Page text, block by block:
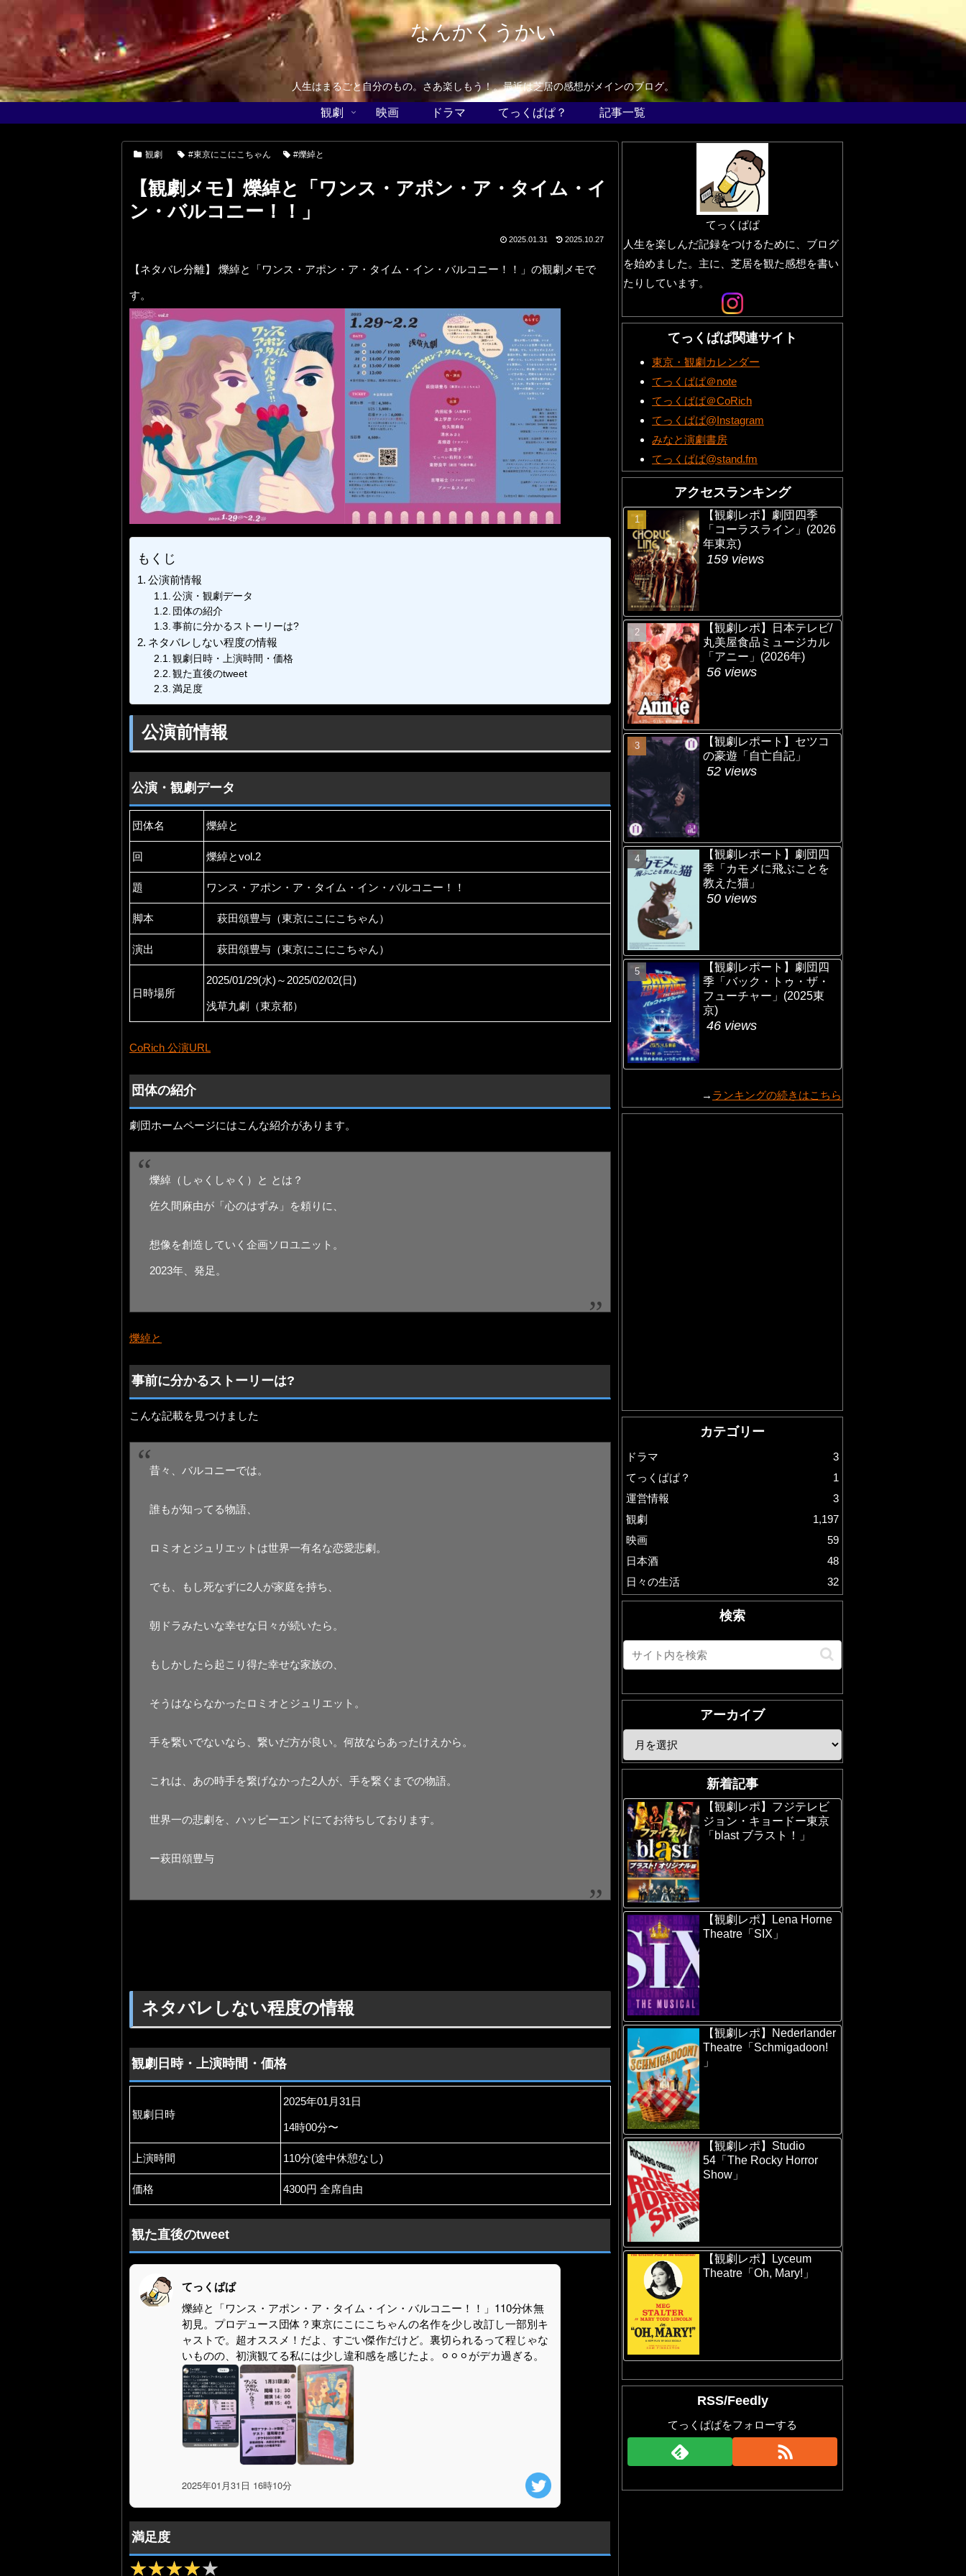
なんかくうかい
人生はまるごと自分のもの。さあ楽しもう！。最近は芝居の感想がメインのブログ。
観劇 映画 ドラマ てっくぱぱ？ 記事一覧
観劇 #東京にこにこちゃん #爍綽と
【観劇メモ】爍綽と「ワンス・アポン・ア・タイム・イ
ン・バルコニー！！」
2025.01.31 2025.10.27
【ネタバレ分離】 爍綽と「ワンス・アポン・ア・タイム・イン・バルコニー！！」の観劇メモで
す。
もくじ
公演前情報
公演・観劇データ
団体の紹介
事前に分かるストーリーは?
ネタバレしない程度の情報
観劇日時・上演時間・価格
観た直後のtweet
満足度
公演前情報
公演・観劇データ
団体名 爍綽と
回 爍綽とvol.2
題 ワンス・アポン・ア・タイム・イン・バルコニー！！
脚本 萩田頌豊与（東京にこにこちゃん）
演出 萩田頌豊与（東京にこにこちゃん）
日時場所
2025/01/29(水)～2025/02/02(日)
浅草九劇（東京都）
CoRich 公演URL
団体の紹介
劇団ホームページにはこんな紹介があります。
爍綽（しゃくしゃく）と とは？
佐久間麻由が「心のはずみ」を頼りに、
想像を創造していく企画ソロユニット。
2023年、発足。
爍綽と
事前に分かるストーリーは?
こんな記載を見つけました
昔々、バルコニーでは。
誰もが知ってる物語、
ロミオとジュリエットは世界一有名な恋愛悲劇。
でも、もし死なずに2人が家庭を持ち、
朝ドラみたいな幸せな日々が続いたら。
もしかしたら起こり得た幸せな家族の、
そうはならなかったロミオとジュリエット。
手を繋いでないなら、繋いだ方が良い。何故ならあったけえから。
これは、あの時手を繋げなかった2人が、手を繋ぐまでの物語。
世界一の悲劇を、ハッピーエンドにてお待ちしております。
ー萩田頌豊与
ネタバレしない程度の情報
観劇日時・上演時間・価格
観劇日時
2025年01月31日
14時00分〜
上演時間 110分(途中休憩なし)
価格 4300円 全席自由
観た直後のtweet
てっくぱぱ
爍綽と「ワンス・アポン・ア・タイム・イン・バルコニー！！」110分休無
初見。プロデュース団体？東京にこにこちゃんの名作を少し改訂し一部別キ
ャストで。超オススメ！だよ、すごい傑作だけど。裏切られるって程じゃな
いものの、初演観てる私には少し違和感を感じたよ。⚪︎⚪︎⚪︎がデカ過ぎる。
2025年01月31日 16時10分
満足度
★★★★★
★★★★★
てっくぱぱ
人生を楽しんだ記録をつけるために、ブログ
を始めました。主に、芝居を観た感想を書い
たりしています。
てっくぱぱ関連サイト
東京・観劇カレンダー
てっくぱぱ＠note
てっくぱぱ＠CoRich
てっくぱぱ@Instagram
みなと演劇書房
てっくぱぱ@stand.fm
アクセスランキング
【観劇レポ】劇団四季
「コーラスライン」(2026
年東京)
159 views
【観劇レポ】日本テレビ/
丸美屋食品ミュージカル
「アニー」(2026年)
56 views
【観劇レポート】セツコ
の豪遊「自亡自記」
52 views
【観劇レポート】劇団四
季「カモメに飛ぶことを
教えた猫」
50 views
【観劇レポート】劇団四
季「バック・トゥ・ザ・
フューチャー」(2025東
京)
46 views
→ ランキングの続きはこちら
カテゴリー
ドラマ
3
てっくぱぱ？
1
運営情報
3
観劇
1,197
映画
59
日本酒
48
日々の生活
32
検索
アーカイブ
新着記事
【観劇レポ】フジテレビ
ジョン・キョードー東京
「blast ブラスト！」
【観劇レポ】Lena Horne
Theatre「SIX」
【観劇レポ】Nederlander
Theatre「Schmigadoon!
」
【観劇レポ】Studio
54「The Rocky Horror
Show」
【観劇レポ】Lyceum
Theatre「Oh, Mary!」
RSS/Feedly
てっくぱぱをフォローする